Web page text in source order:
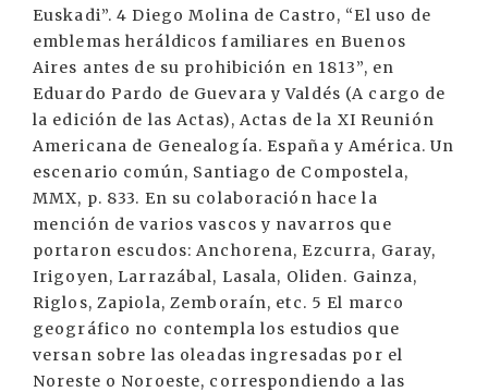
Euskadi”. 4 Diego Molina de Castro, “El uso de
emblemas heráldicos familiares en Buenos
Aires antes de su prohibición en 1813”, en
Eduardo Pardo de Guevara y Valdés (A cargo de
la edición de las Actas), Actas de la XI Reunión
Americana de Genealogía. España y América. Un
escenario común, Santiago de Compostela,
MMX, p. 833. En su colaboración hace la
mención de varios vascos y navarros que
portaron escudos: Anchorena, Ezcurra, Garay,
Irigoyen, Larrazábal, Lasala, Oliden. Gainza,
Riglos, Zapiola, Zemboraín, etc. 5 El marco
geográfico no contempla los estudios que
versan sobre las oleadas ingresadas por el
Noreste o Noroeste, correspondiendo a las